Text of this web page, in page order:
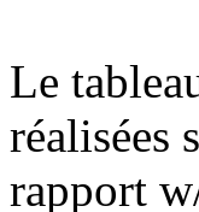
Le
réalisées
rapport